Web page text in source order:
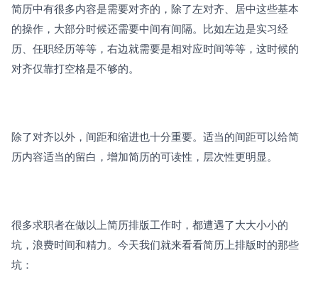
简历中有很多内容是需要对齐的，除了左对齐、居中这些基本
的操作，大部分时候还需要中间有间隔。比如左边是实习经
历、任职经历等等，右边就需要是相对应时间等等，这时候的
对齐仅靠打空格是不够的。
除了对齐以外，间距和缩进也十分重要。适当的间距可以给简
历内容适当的留白，增加简历的可读性，层次性更明显。
很多求职者在做以上简历排版工作时，都遭遇了大大小小的
坑，浪费时间和精力。今天我们就来看看简历上排版时的那些
坑：